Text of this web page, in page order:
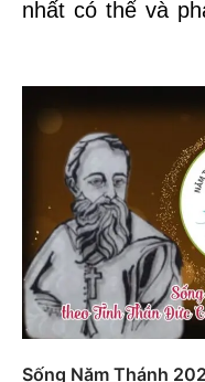
nhất có thể và
Sống Năm Thánh